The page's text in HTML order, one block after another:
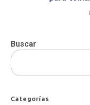
Buscar
Categorías